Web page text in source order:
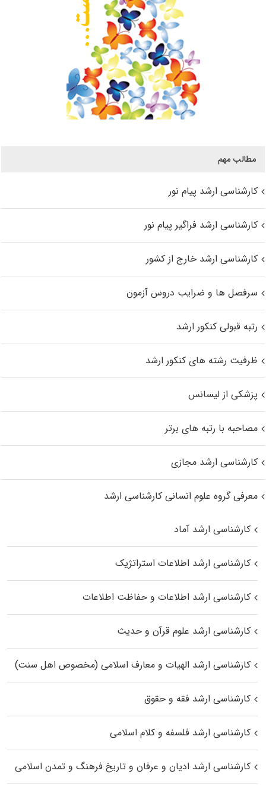
مطالب مهم
کارشناسی ارشد پیام نور
کارشناسی ارشد فراگیر پیام نور
کارشناسی ارشد خارج از کشور
سرفصل ها و ضرایب دروس آزمون
رتبه قبولی کنکور ارشد
ظرفیت رشته های کنکور ارشد
پزشکی از لیسانس
مصاحبه با رتبه های برتر
کارشناسی ارشد مجازی
معرفی گروه علوم انسانی کارشناسی ارشد
کارشناسی ارشد آماد
کارشناسی ارشد اطلاعات استراتژیک
کارشناسی ارشد اطلاعات و حفاظت اطلاعات
کارشناسی ارشد علوم قرآن و حدیث
کارشناسی ارشد الهیات و معارف اسلامی (مخصوص اهل سنت)
کارشناسی ارشد فقه و حقوق
کارشناسی ارشد فلسفه و کلام اسلامی
کارشناسی ارشد ادیان و عرفان و تاریخ فرهنگ و تمدن اسلامی